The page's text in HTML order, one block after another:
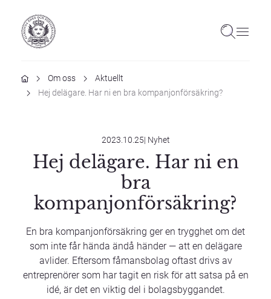
Hem Om oss
Aktuellt
Hej delägare. Har ni en bra kompanjonförsäkring?
2023.10.25| Nyhet
Hej delägare. Har ni en
bra
kompanjonförsäkring?
En bra kompanjonförsäkring ger en trygghet om det
som inte får hända ändå händer — att en delägare
avlider. Eftersom fåmansbolag oftast drivs av
entreprenörer som har tagit en risk för att satsa på en
idé, är det en viktig del i bolagsbyggandet.